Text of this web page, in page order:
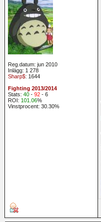
Reg.datum: jun 2010
Inlägg: 1 278
Sharp$: 1644
Fighting 2013/2014
Stats: 40 - 92 - 6
ROI: 101.06%
Vinstprocent: 30.30%